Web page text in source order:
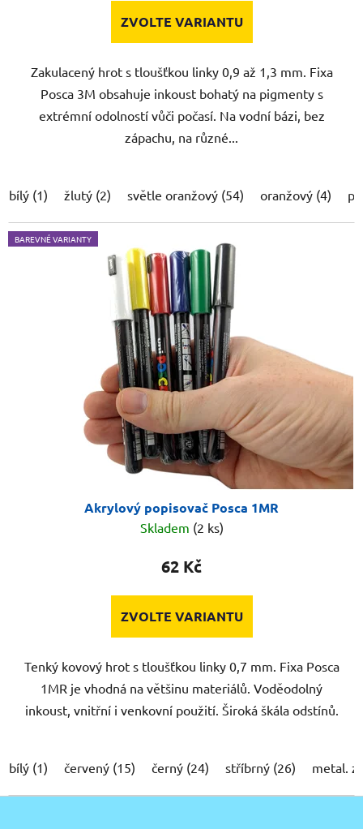
ZVOLTE VARIANTU
Zakulacený hrot s tloušťkou linky 0,9 až 1,3 mm. Fixa
Posca 3M obsahuje inkoust bohatý na pigmenty s
extrémní odolností vůči počasí. Na vodní bázi, bez
zápachu, na různé...
bílý (1) žlutý (2) světle oranžový (54) oranžový (4)
BAREVNÉ VARIANTY
Akrylový popisovač Posca 1MR
Skladem (2 ks)
62 Kč
ZVOLTE VARIANTU
Tenký kovový hrot s tloušťkou linky 0,7 mm. Fixa Posca
1MR je vhodná na většinu materiálů. Voděodolný
inkoust, vnitřní i venkovní použití. Široká škála odstínů.
bílý (1) červený (15) černý (24) stříbrný (26) metal.